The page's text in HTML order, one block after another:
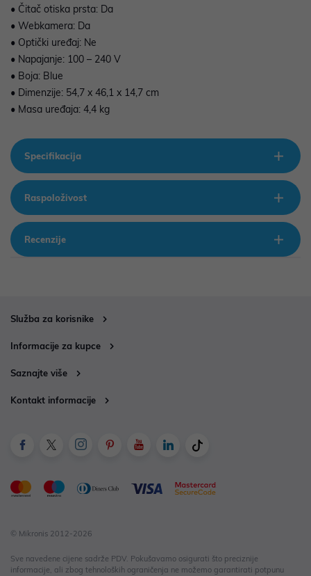
• Čitač otiska prsta: Da
• Webkamera: Da
• Optički uređaj: Ne
• Napajanje: 100 – 240 V
• Boja: Blue
• Dimenzije: 54,7 x 46,1 x 14,7 cm
• Masa uređaja: 4,4 kg
Specifikacija
Raspoloživost
Recenzije
Služba za korisnike
Informacije za kupce
Saznajte više
Kontakt informacije
© Mikronis 2012-2026
Sve navedene cijene sadrže PDV. Pokušavamo osigurati što preciznije
informacije, ali zbog tehnoloških ograničenja ne možemo garantirati potpunu